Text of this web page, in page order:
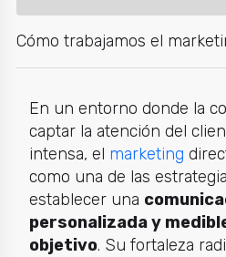
Cómo trabajamos el
En un entorno donde la
captar la atención del
intensa, el marketing
como una de las
establecer una
personalizada y
objetivo. Su fortaleza